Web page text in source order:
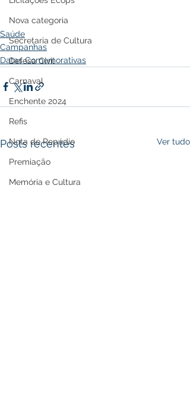
Nova categoria
Secretaria de Cultura
Defesa Civil
Carnaval
Enchente 2024
Refis
Nota de Repúdio
Premiação
Memória e Cultura
Saúde
Campanhas
Datas Comemorativas
Posts recentes Ver tudo